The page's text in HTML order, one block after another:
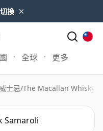
切換 ×
全球 更多
士忌/The Macallan Whisky